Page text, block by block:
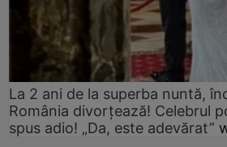
La 2 ani de la superba nuntă,
România divorțează! Celebrul
spus adio! „Da, este adevărat”